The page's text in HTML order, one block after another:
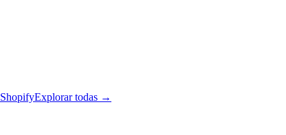
ShopifyExplorar todas →